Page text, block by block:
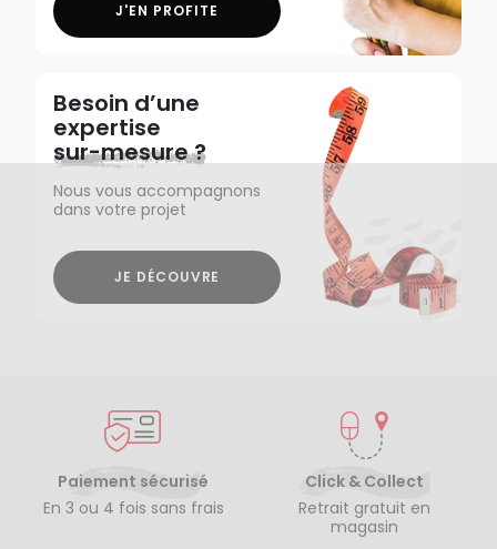
J'EN PROFITE
Besoin d’une
expertise
sur-mesure ?
Nous vous accompagnons
dans votre projet
JE DÉCOUVRE
Paiement sécurisé
En 3 ou 4 fois sans frais
Click & Collect
Retrait gratuit en
magasin